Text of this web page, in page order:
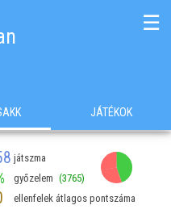
☰
JÁTÉKOK
játszma
győzelem (3765)
ellenfelek átlagos pontszáma